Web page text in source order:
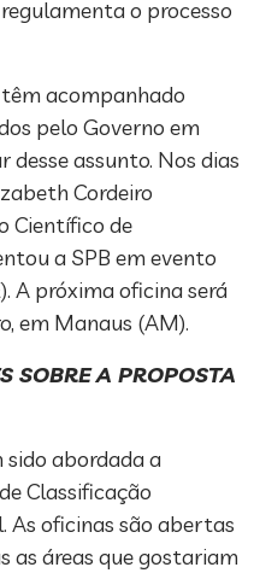
o processo
acompanhado
pelo Governo em
assunto. Nos dias
Cordeiro
Científico de
a SPB em evento
A próxima oficina será
em Manaus (AM).
SOBRE A PROPOSTA
abordada a
Classificação
As oficinas são abertas
as áreas que gostariam